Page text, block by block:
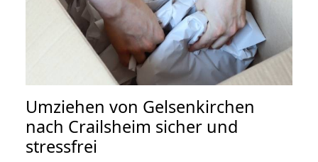
Umziehen von Gelsenkirchen
nach Crailsheim sicher und
stressfrei